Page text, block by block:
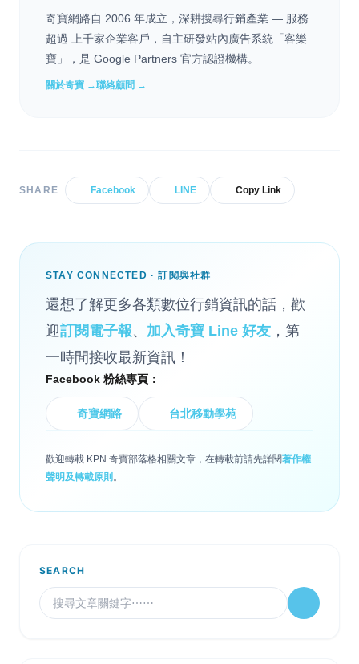
奇寶網路自 2006 年成立，深耕搜尋行銷產業 — 服務
超過 上千家企業客戶，自主研發站內廣告系統「客樂
寶」，是 Google Partners 官方認證機構。
關於奇寶 →聯絡顧問 →
SHARE Facebook LINE Copy Link
STAY CONNECTED · 訂閱與社群
還想了解更多各類數位行銷資訊的話，歡
迎訂閱電子報、 加入奇寶 Line 好友 ，第
一時間接收最新資訊！
Facebook 粉絲專頁：
奇寶網路 台北移動學苑
歡迎轉載 KPN 奇寶部落格相關文章，在轉載前請先詳閱著作權
聲明及轉載原則 。
SEARCH